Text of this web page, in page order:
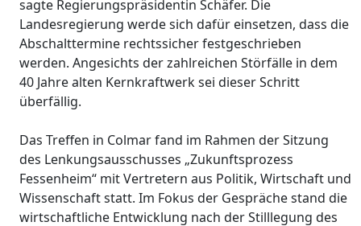
sagte Regierungspräsidentin Schäfer. Die
Landesregierung werde sich dafür einsetzen, dass die
Abschalttermine rechtssicher festgeschrieben
werden. Angesichts der zahlreichen Störfälle in dem
40 Jahre alten Kernkraftwerk sei dieser Schritt
überfällig.
Das Treffen in Colmar fand im Rahmen der Sitzung
des Lenkungsausschusses „Zukunftsprozess
Fessenheim“ mit Vertretern aus Politik, Wirtschaft und
Wissenschaft statt. Im Fokus der Gespräche stand die
wirtschaftliche Entwicklung nach der Stilllegung des